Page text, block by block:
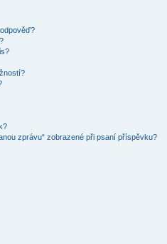
zprávu“ zobrazené při psaní příspěvku?